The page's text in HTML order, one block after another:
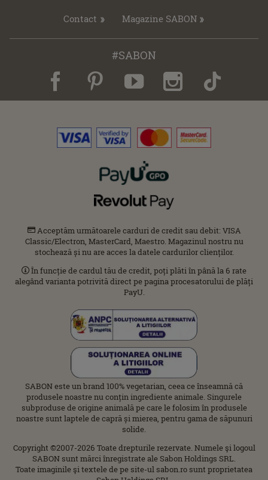
Contact Magazine SABON
#SABON
Acceptăm următoarele carduri de credit sau debit: VISA
Classic/Electron, MasterCard, Maestro. Magazinul nostru nu
stochează și nu are acces la datele cardurilor clienților.
În funcție de cardul tău de credit, poți plăti în până la 6 rate
alegând varianta potrivită direct pe pagina procesatorului de plăți
PayU.
SABON este un brand 100% vegetarian, ceea ce înseamnă că
produsele noastre nu conțin ingrediente animale. Singurele
subproduse de origine animală pe care le folosim în produsele
noastre sunt laptele de capră și mierea, pentru gama de săpunuri
solide.
Copyright ©2007-2026 Toate drepturile rezervate. Numele şi logoul
SABON sunt mărci înregistrate ale Sabon Holdings SRL.
Toate imaginile şi textele de pe site-ul sabon.ro sunt proprietatea